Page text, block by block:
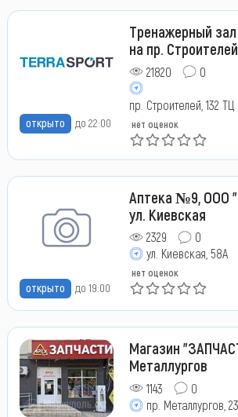
открыто до 22:00
Тренажерный зал
на пр. Строителей
21820 0
пр. Строителей, 132
нет оценок
открыто до 19:00
Аптека №9, ООО
ул. Киевская
2329
0
ул. Киевская, 58А
нет оценок
Магазин
Металлургов
1143
0
пр. Металлургов,